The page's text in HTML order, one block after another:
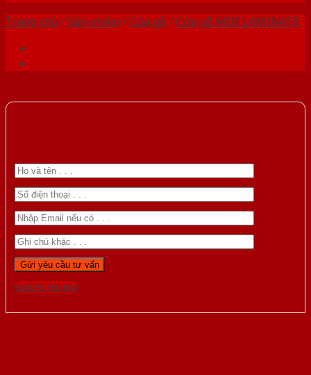
Trang chủ /Sản phẩm /Cửa gỗ /Cửa gỗ MDF LAMINATE
Gọi 0976.169.864